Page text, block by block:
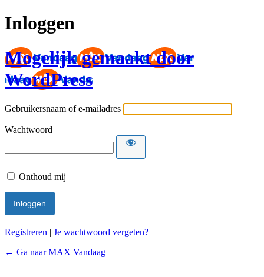
Inloggen
Mogelijk gemaakt door
WordPress
Gebruikersnaam of e-mailadres
Wachtwoord
Onthoud mij
Registreren | Je wachtwoord vergeten?
← Ga naar MAX Vandaag